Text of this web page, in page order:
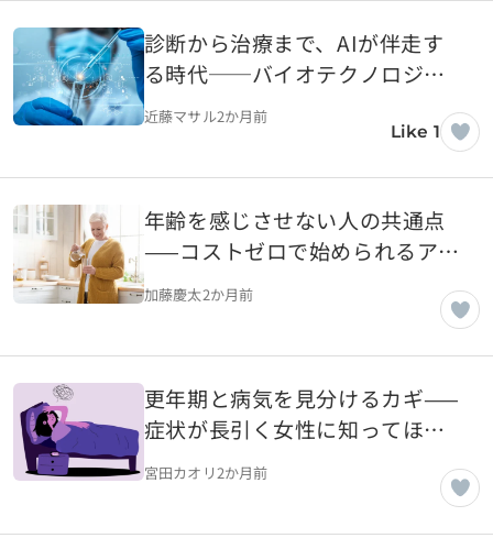
診断から治療まで、AIが伴走す
る時代──バイオテクノロジー
との融合が加速する理由
近藤マサル2か月前
Like 1
年齢を感じさせない人の共通点
——コストゼロで始められるアン
チエイジング習慣
加藤慶太2か月前
更年期と病気を見分けるカギ——
症状が長引く女性に知ってほし
いこと
宮田カオリ2か月前